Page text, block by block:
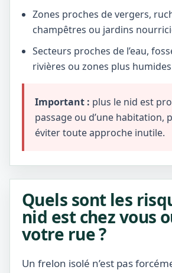
Zones proches de vergers,
champêtres ou jardins
Secteurs proches de l’eau,
rivières ou zones plus humides
Important : plus le nid est
passage ou d’une habitation,
éviter toute approche inutile.
Quels sont les
nid est chez vous
votre rue ?
Un frelon isolé n’est pas